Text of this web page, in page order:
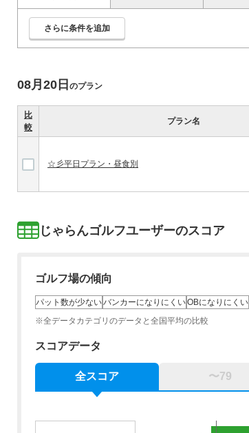
さらに条件を追加
08月20日 のプラン
比
較
プラン名
☆彡平日プラン・昼食別
じゃらんゴルフユーザーのスコア
ゴルフ場の傾向
パット数が少ないバンカーになりにくいOBになりにくい
※全データカテゴリのデータと全国平均の比較
スコアデータ
全スコア 〜79